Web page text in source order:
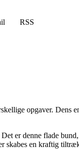
RSS
opgaver.
er denne flade
en kraftig